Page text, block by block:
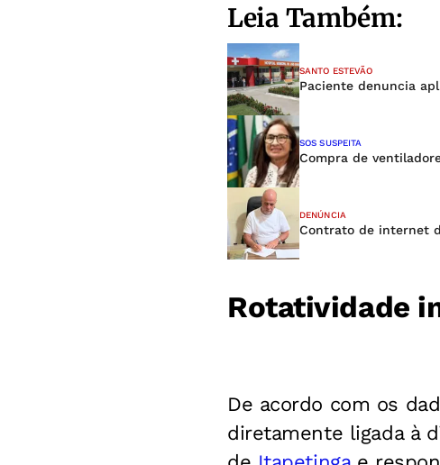
Leia Também:
SANTO ESTEVÃO
Paciente denuncia
SOS SUSPEITA
Compra de
DENÚNCIA
Contrato de internet
Rotatividade
De acordo com os
diretamente ligada à